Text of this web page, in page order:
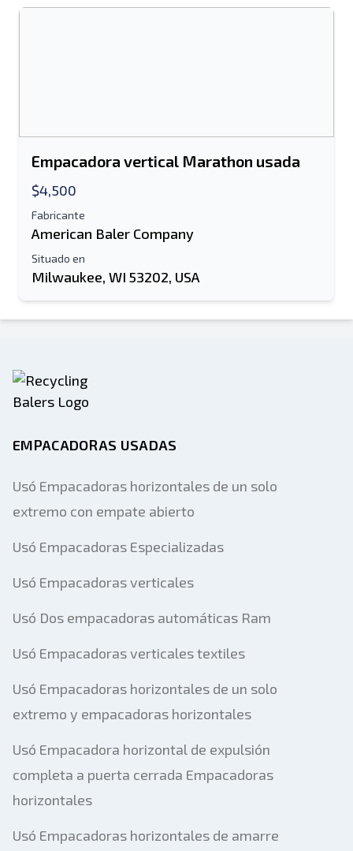
Empacadora vertical Marathon usada
$4,500
Fabricante
American Baler Company
Situado en
Milwaukee, WI 53202, USA
EMPACADORAS USADAS
Usó Empacadoras horizontales de un solo
extremo con empate abierto
Usó Empacadoras Especializadas
Usó Empacadoras verticales
Usó Dos empacadoras automáticas Ram
Usó Empacadoras verticales textiles
Usó Empacadoras horizontales de un solo
extremo y empacadoras horizontales
Usó Empacadora horizontal de expulsión
completa a puerta cerrada Empacadoras
horizontales
Usó Empacadoras horizontales de amarre